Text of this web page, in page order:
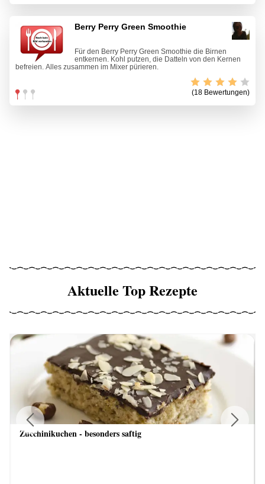
Berry Perry Green Smoothie
Für den Berry Perry Green Smoothie die Birnen
entkernen. Kohl putzen, die Datteln von den Kernen
befreien. Alles zusammen im Mixer pürieren.
(18 Bewertungen)
Aktuelle Top Rezepte
Zucchinikuchen - besonders saftig
Previous